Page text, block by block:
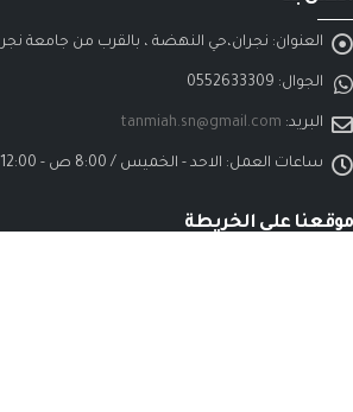
العنوان: نجران،حي النهضة ، بالقرب من جامعة
الجوال: 0552633309
البريد: tanmiah.sn@gmail.com
ساعات العمل: الاحد - الخميس / 8:00 ص - 12:00 م ومن 4:00 م - 8:30 م
موقعنا على الخريطة